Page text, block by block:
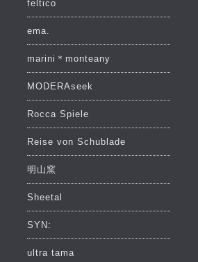
feltico
ema.
marini＊monteany
MODERAseek
Rocca Spiele
Reise von Schublade
明山窯
Sheetal
SYN:
ultra tama